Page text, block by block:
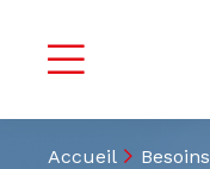
Accueil Besoins